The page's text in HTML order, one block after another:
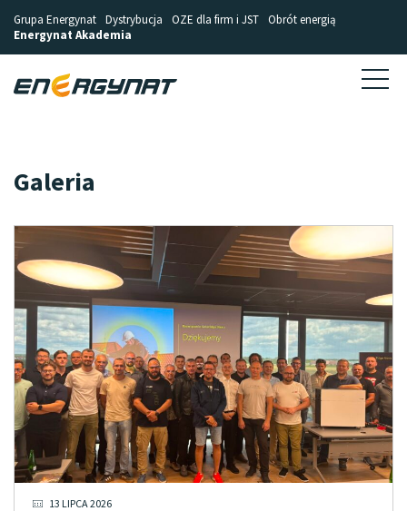
Grupa Energynat Dystrybucja OZE dla firm i JST Obrót energią
Energynat Akademia
Galeria
13 LIPCA 2026